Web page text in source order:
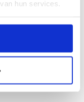
hun services.
modellen: